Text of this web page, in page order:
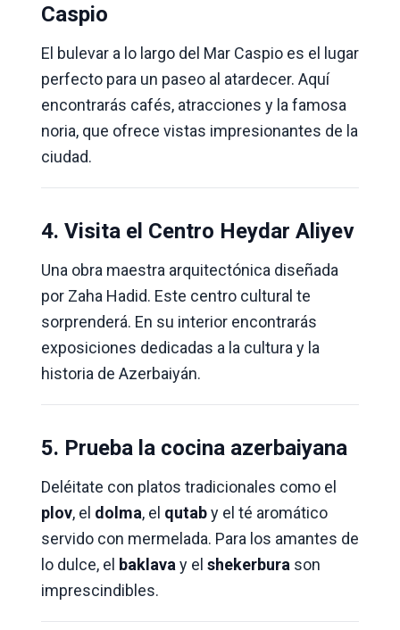
Caspio
El bulevar a lo largo del Mar Caspio es el lugar
perfecto para un paseo al atardecer. Aquí
encontrarás cafés, atracciones y la famosa
noria, que ofrece vistas impresionantes de la
ciudad.
4. Visita el Centro Heydar Aliyev
Una obra maestra arquitectónica diseñada
por Zaha Hadid. Este centro cultural te
sorprenderá. En su interior encontrarás
exposiciones dedicadas a la cultura y la
historia de Azerbaiyán.
5. Prueba la cocina azerbaiyana
Deléitate con platos tradicionales como el
plov, el dolma, el qutaby el té aromático
servido con mermelada. Para los amantes de
lo dulce, el baklava y el shekerbura son
imprescindibles.